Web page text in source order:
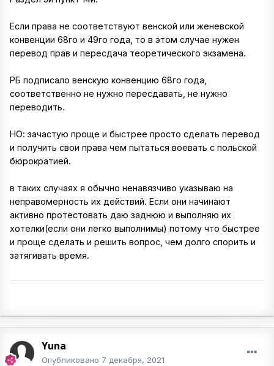
Если права не соответствуют венской или женевской
конвенции 68го и 49го года, то в этом случае нужен
перевод прав и пересдача теоретического экзамена.
РБ подписало венскую конвенцию 68го года,
соответственно не нужно пересдавать, не нужно
переводить.
НО: зачастую проще и быстрее просто сделать перевод
и получить свои права чем пытаться воевать с польской
бюрократией.
в таких случаях я обычно ненавязчиво указываю на
неправомерность их действий. Если они начинают
активно протестовать даю заднюю и выполняю их
хотелки(если они легко выполнимы) потому что быстрее
и проще сделать и решить вопрос, чем долго спорить и
затягивать время.
Yuna
Опубликовано 7 декабря, 2021